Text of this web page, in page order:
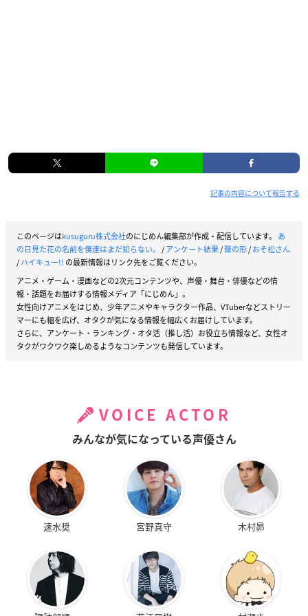
記事の内容について報告する
このページはkusuguru株式会社のにじめん編集部が作成・配信しています。 あ
の日見た花の名前を僕達はまだ知らない。 /アンケート結果/聲の形/おそ松さん
/ハイキュー!! の最新情報はリンク先をご覧ください。
アニメ・ゲーム・漫画などの2次元コンテンツや、声優・舞台・俳優などの情
報・話題をお届けする情報メディア「にじめん」。
女性向けアニメをはじめ、少年アニメやキャラクター作品、VTuberなどストリー
マーにも幅を広げ、オタクが気になる情報を幅広くお届けしています。
さらに、アンケート・ランキング・オタ活（推し活）お役立ち情報など、女性オ
タクがワクワク楽しめるようなコンテンツも発信しています。
VOICE ACTOR
みんなが気になっている声優さん
速水奨 宮野真守 木村昴